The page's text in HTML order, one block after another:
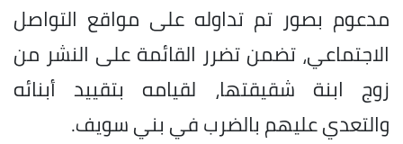
مدعوم بصور تم تداوله على مواقع التواصل
الاجتماعي، تضمن تضرر القائمة على النشر من
زوج ابنة شقيقتها، لقيامه بتقييد أبنائه
والتعدي عليهم بالضرب في بني سويف.